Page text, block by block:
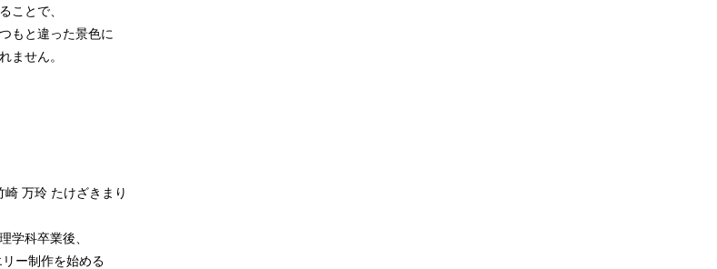
ことで、
もと違った景色に
ません。
万玲 たけざきまり
学科卒業後、
ー制作を始める